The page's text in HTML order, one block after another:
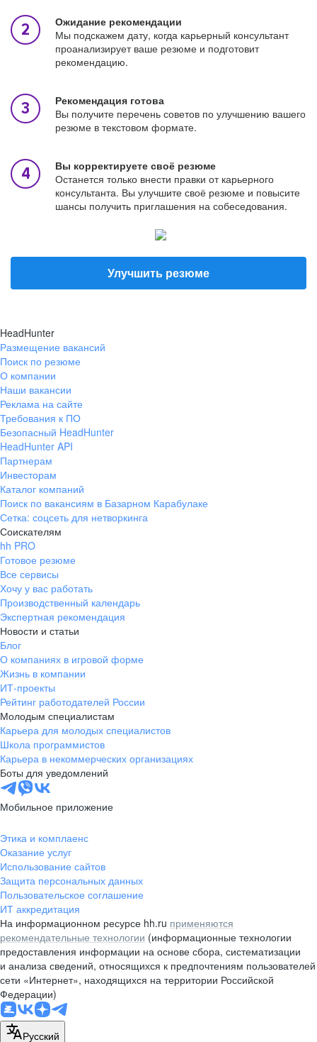
Ожидание рекомендации
Мы подскажем дату, когда карьерный консультант
проанализирует ваше резюме и подготовит
рекомендацию.
Рекомендация готова
Вы получите перечень советов по улучшению вашего
резюме в текстовом формате.
Вы корректируете своё резюме
Останется только внести правки от карьерного
консультанта. Вы улучшите своё резюме и повысите
шансы получить приглашения на собеседования.
Улучшить резюме
HeadHunter
Размещение вакансий
Поиск по резюме
О компании
Наши вакансии
Реклама на сайте
Требования к ПО
Безопасный HeadHunter
HeadHunter API
Партнерам
Инвесторам
Каталог компаний
Поиск по вакансиям в Базарном Карабулаке
Сетка: соцсеть для нетворкинга
Соискателям
hh PRO
Готовое резюме
Все сервисы
Хочу у вас работать
Производственный календарь
Экспертная рекомендация
Новости и статьи
Блог
О компаниях в игровой форме
Жизнь в компании
ИТ-проекты
Рейтинг работодателей России
Молодым специалистам
Карьера для молодых специалистов
Школа программистов
Карьера в некоммерческих организациях
Боты для уведомлений
Мобильное приложение
Этика и комплаенс
Оказание услуг
Использование сайтов
Защита персональных данных
Пользовательское соглашение
ИТ аккредитация
На информационном ресурсе hh.ru применяются
рекомендательные технологии (информационные технологии
предоставления информации на основе сбора, систематизации
и анализа сведений, относящихся к предпочтениям пользователей
сети «Интернет», находящихся на территории Российской
Федерации)
Русский